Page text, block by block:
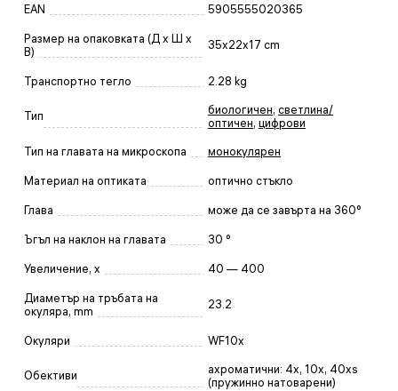
EAN 5905555020365
Размер на опаковката (Д x Ш x
В)
35x22x17 cm
Транспортно тегло 2.28 kg
Тип биологичен, светлина/
оптичен, цифрови
Тип на главата на микроскопа монокулярен
Материал на оптиката оптично стъкло
Глава може да се завърта на 360°
Ъгъл на наклон на главата 30 °
Увеличение, x 40 — 400
Диаметър на тръбата на
окуляра, mm
23.2
Окуляри WF10x
Обективи
ахроматични: 4x, 10x, 40xs
(пружинно натоварени)